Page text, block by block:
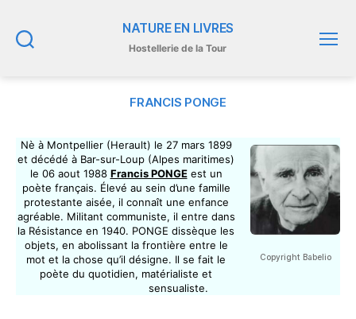
NATURE EN LIVRES
Hostellerie de la Tour
FRANCIS PONGE
Copyright Babelio
Nè à Montpellier (Herault) le 27 mars 1899
et décédé à Bar-sur-Loup (Alpes maritimes)
le 06 aout 1988 Francis PONGEest un
poète français. Élevé au sein d’une famille
protestante aisée, il connaît une enfance
agréable. Militant communiste, il entre dans
la Résistance en 1940. PONGE dissèque les
objets, en abolissant la frontière entre le
mot et la chose qu’il désigne. Il se fait le
poète du quotidien, matérialiste et
sensualiste.